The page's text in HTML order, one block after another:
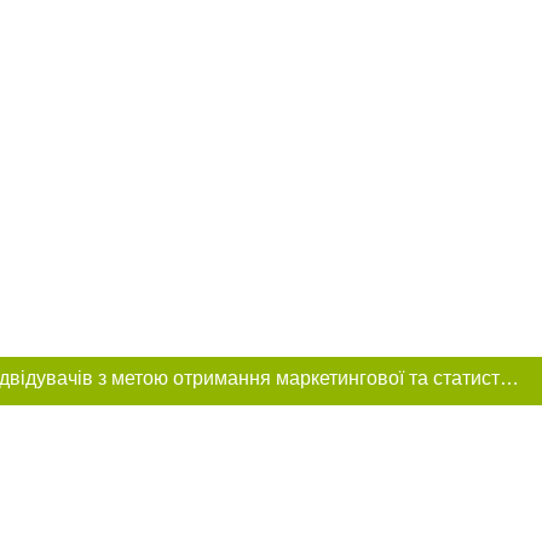
Цей сайт використовує «cookies». Також веб-сайт використовує інтернет-сервіс для збору технічних даних стосовно відвідувачів з метою отримання маркетингової та статистичної інформації. Умови обробки даних відвідувачів сайту див.